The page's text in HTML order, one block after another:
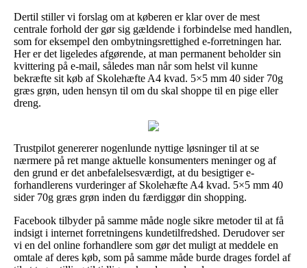
Dertil stiller vi forslag om at køberen er klar over de mest
centrale forhold der gør sig gældende i forbindelse med handlen,
som for eksempel den ombytningsrettighed e-forretningen har.
Her er det ligeledes afgørende, at man permanent beholder sin
kvittering på e-mail, således man når som helst vil kunne
bekræfte sit køb af Skolehæfte A4 kvad. 5×5 mm 40 sider 70g
græs grøn, uden hensyn til om du skal shoppe til en pige eller
dreng.
Trustpilot genererer nogenlunde nyttige løsninger til at se
nærmere på ret mange aktuelle konsumenters meninger og af
den grund er det anbefalelsesværdigt, at du besigtiger e-
forhandlerens vurderinger af Skolehæfte A4 kvad. 5×5 mm 40
sider 70g græs grøn inden du færdiggør din shopping.
Facebook tilbyder på samme måde nogle sikre metoder til at få
indsigt i internet forretningens kundetilfredshed. Derudover ser
vi en del online forhandlere som gør det muligt at meddele en
omtale af deres køb, som på samme måde burde drages fordel af